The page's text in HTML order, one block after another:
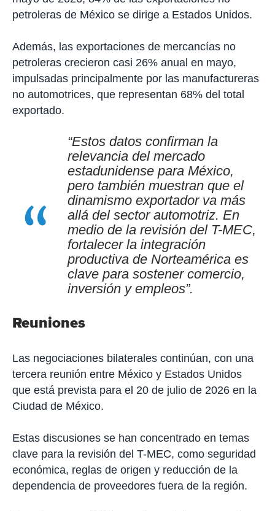
petroleras de México se dirige a Estados Unidos.
Además, las exportaciones de mercancías no
petroleras crecieron casi 26% anual en mayo,
impulsadas principalmente por las manufactureras
no automotrices, que representan 68% del total
exportado.
“Estos datos confirman la
relevancia del mercado
estadunidense para México,
pero también muestran que el
dinamismo exportador va más
allá del sector automotriz. En
medio de la revisión del T-MEC,
fortalecer la integración
productiva de Norteamérica es
clave para sostener comercio,
inversión y empleos”.
Reuniones
Las negociaciones bilaterales continúan, con una
tercera reunión entre México y Estados Unidos
que está prevista para el 20 de julio de 2026 en la
Ciudad de México.
Estas discusiones se han concentrado en temas
clave para la revisión del T-MEC, como seguridad
económica, reglas de origen y reducción de la
dependencia de proveedores fuera de la región.